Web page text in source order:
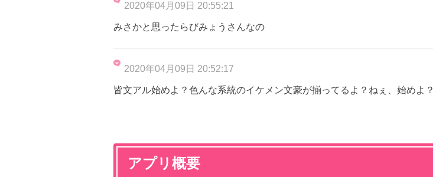
2020年04月09日 20:55:21
みさかと思ったらびみょうさんなの
2020年04月09日 20:52:17
皆文アル始めよ？色んな系統のイケメン文豪が揃ってるよ？ねぇ、始めよ？
アプリ概要